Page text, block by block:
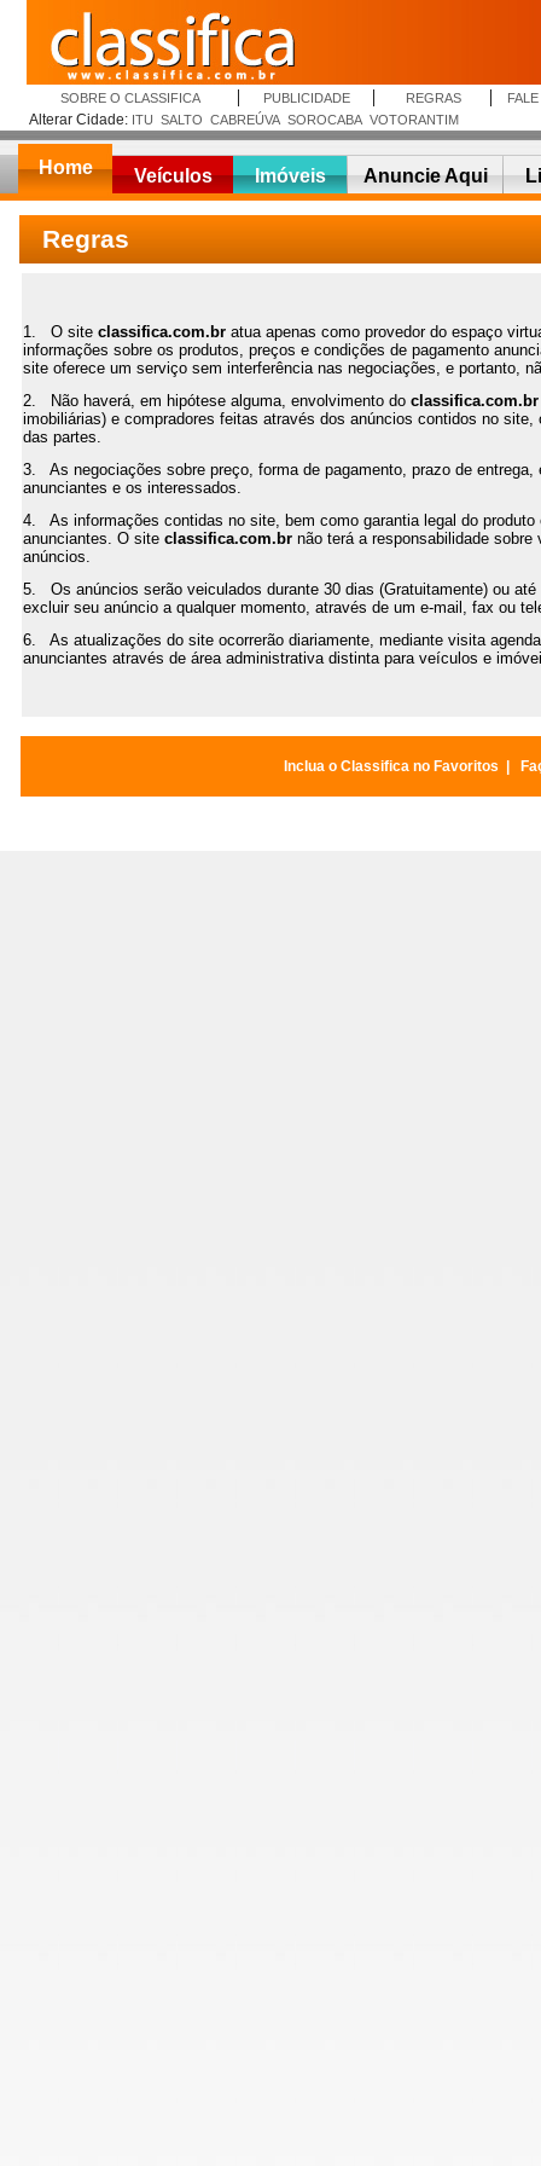
SOBRE O CLASSIFICA PUBLICIDADE REGRAS
Alterar Cidade: ITU SALTO CABREÚVA SOROCABA VOTORANTIM
Home Veículos Imóveis Anuncie Aqui
Regras
1. O site classifica.com.br atua apenas como provedor do espaço
informações sobre os produtos, preços e condições de pagamento
site oferece um serviço sem interferência nas negociações, e portanto,
2. Não haverá, em hipótese alguma, envolvimento do classifica.com.br
imobiliárias) e compradores feitas através dos anúncios contidos no
das partes.
3. As negociações sobre preço, forma de pagamento, prazo de
anunciantes e os interessados.
4. As informações contidas no site, bem como garantia legal do
anunciantes. O site classifica.com.br não terá a responsabilidade
anúncios.
5. Os anúncios serão veiculados durante 30 dias (Gratuitamente) ou
excluir seu anúncio a qualquer momento, através de um e-mail, fax ou
6. As atualizações do site ocorrerão diariamente, mediante visita
anunciantes através de área administrativa distinta para veículos e
Inclua o Classifica no Favoritos